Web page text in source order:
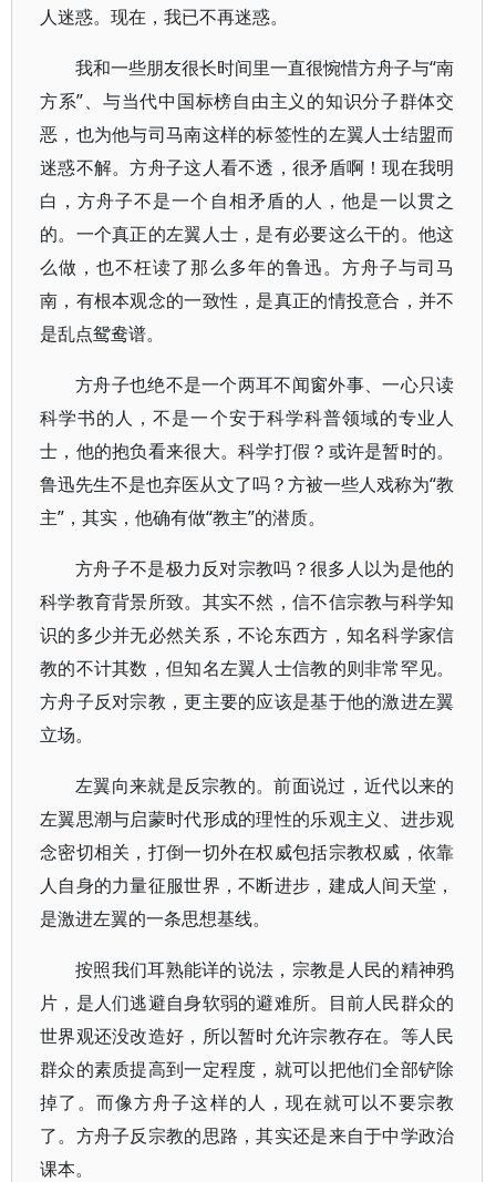
人迷惑。现在，我已不再迷惑。
我和一些朋友很长时间里一直很惋惜方舟子与“南
方系”、与当代中国标榜自由主义的知识分子群体交
恶，也为他与司马南这样的标签性的左翼人士结盟而
迷惑不解。方舟子这人看不透，很矛盾啊！现在我明
白，方舟子不是一个自相矛盾的人，他是一以贯之
的。一个真正的左翼人士，是有必要这么干的。他这
么做，也不枉读了那么多年的鲁迅。方舟子与司马
南，有根本观念的一致性，是真正的情投意合，并不
是乱点鸳鸯谱。
方舟子也绝不是一个两耳不闻窗外事、一心只读
科学书的人，不是一个安于科学科普领域的专业人
士，他的抱负看来很大。科学打假？或许是暂时的。
鲁迅先生不是也弃医从文了吗？方被一些人戏称为“教
主”，其实，他确有做“教主”的潜质。
方舟子不是极力反对宗教吗？很多人以为是他的
科学教育背景所致。其实不然，信不信宗教与科学知
识的多少并无必然关系，不论东西方，知名科学家信
教的不计其数，但知名左翼人士信教的则非常罕见。
方舟子反对宗教，更主要的应该是基于他的激进左翼
立场。
左翼向来就是反宗教的。前面说过，近代以来的
左翼思潮与启蒙时代形成的理性的乐观主义、进步观
念密切相关，打倒一切外在权威包括宗教权威，依靠
人自身的力量征服世界，不断进步，建成人间天堂，
是激进左翼的一条思想基线。
按照我们耳熟能详的说法，宗教是人民的精神鸦
片，是人们逃避自身软弱的避难所。目前人民群众的
世界观还没改造好，所以暂时允许宗教存在。等人民
群众的素质提高到一定程度，就可以把他们全部铲除
掉了。而像方舟子这样的人，现在就可以不要宗教
了。方舟子反宗教的思路，其实还是来自于中学政治
课本。